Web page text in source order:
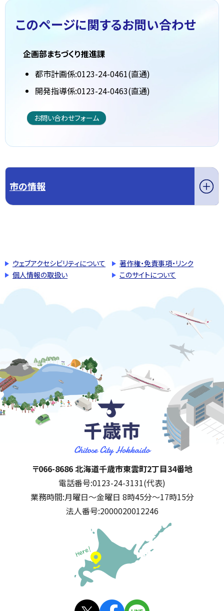
このページに関するお問い合わせ
企画部まちづくり推進課
都市計画係:0123-24-0461(直通)
開発指導係:0123-24-0463(直通)
お問い合わせフォーム
市の情報
ウェブアクセシビリティについて
著作権・免責事項・リンク
個人情報の取扱い
このサイトについて
千歳市
住所:
〒066-8686 北海道千歳市東雲町2丁目34番地
電話番号:0123-24-3131(代表)
業務時間:月曜日～金曜日 8時45分～17時15分
法人番号:2000020012246
公式SNS